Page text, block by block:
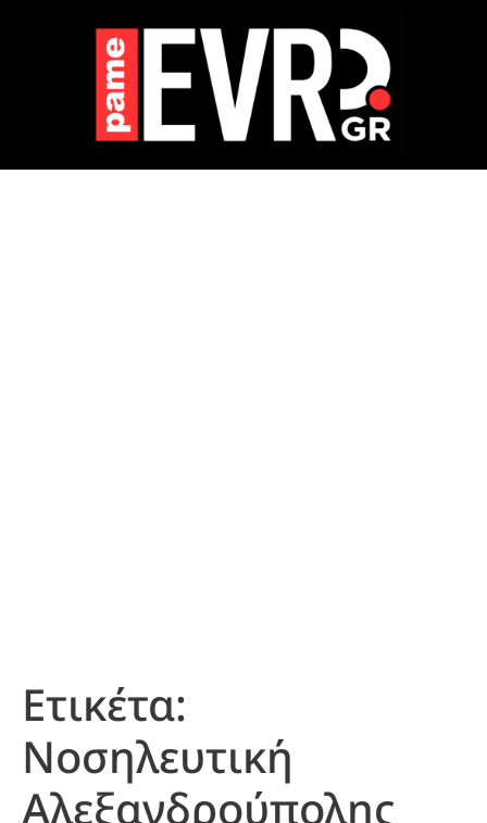
Ετικέτα:
Νοσηλευτική
Αλεξανδρούπολης